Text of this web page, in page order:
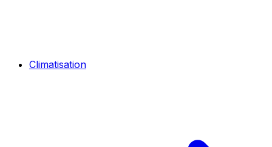
Climatisation